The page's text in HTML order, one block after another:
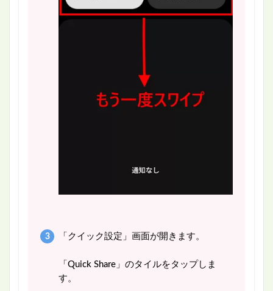
「クイック設定」画面が開きます。
「Quick Share」のタイルをタップしま
す。